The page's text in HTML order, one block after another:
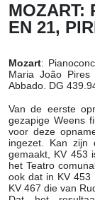
MOZART:
EN 21,
Mozart:
Maria João Pires
Abbado. DG
Van de eerste
gezapige Weens
voor deze
ingezet. Kan zijn
gemaakt, KV 453
het Teatro
ook dat in KV 453
KV 467 die van